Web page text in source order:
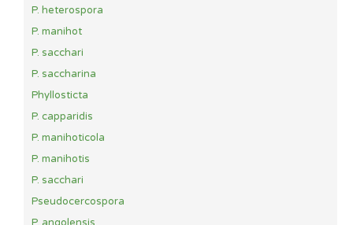
P. heterospora
P. manihot
P. sacchari
P. saccharina
Phyllosticta
P. capparidis
P. manihoticola
P. manihotis
P. sacchari
Pseudocercospora